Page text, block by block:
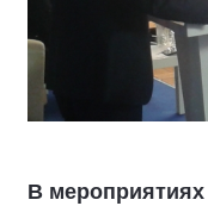
В